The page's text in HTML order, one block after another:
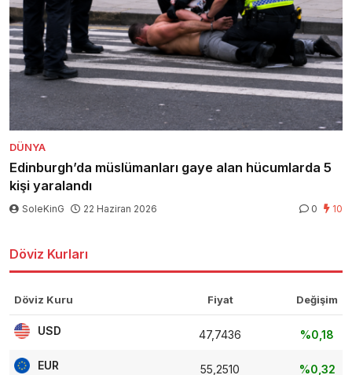
DÜNYA
Edinburgh’da müslümanları gaye alan hücumlarda 5
kişi yaralandı
SoleKinG 22 Haziran 2026 0 10
Döviz Kurları
Döviz Kuru Fiyat Değişim
USD 47,7436 %0,18
EUR 55,2510 %0,32